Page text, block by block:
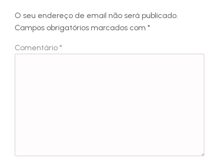
O seu endereço de email não será publicado.
Campos obrigatórios marcados com *
Comentário *